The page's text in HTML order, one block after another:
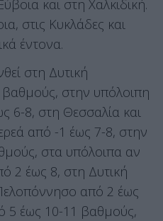
και στη Χαλκιδική.
στις Κυκλάδες και
έντονα.
στη Δυτική
στην υπόλοιπη
6-8, στη Θεσσαλία και
από -1 έως 7-8, στην
στα υπόλοιπα αν
2 έως 8, στη Δυτική
από 2 έως
5 έως 10-11 βαθμούς,